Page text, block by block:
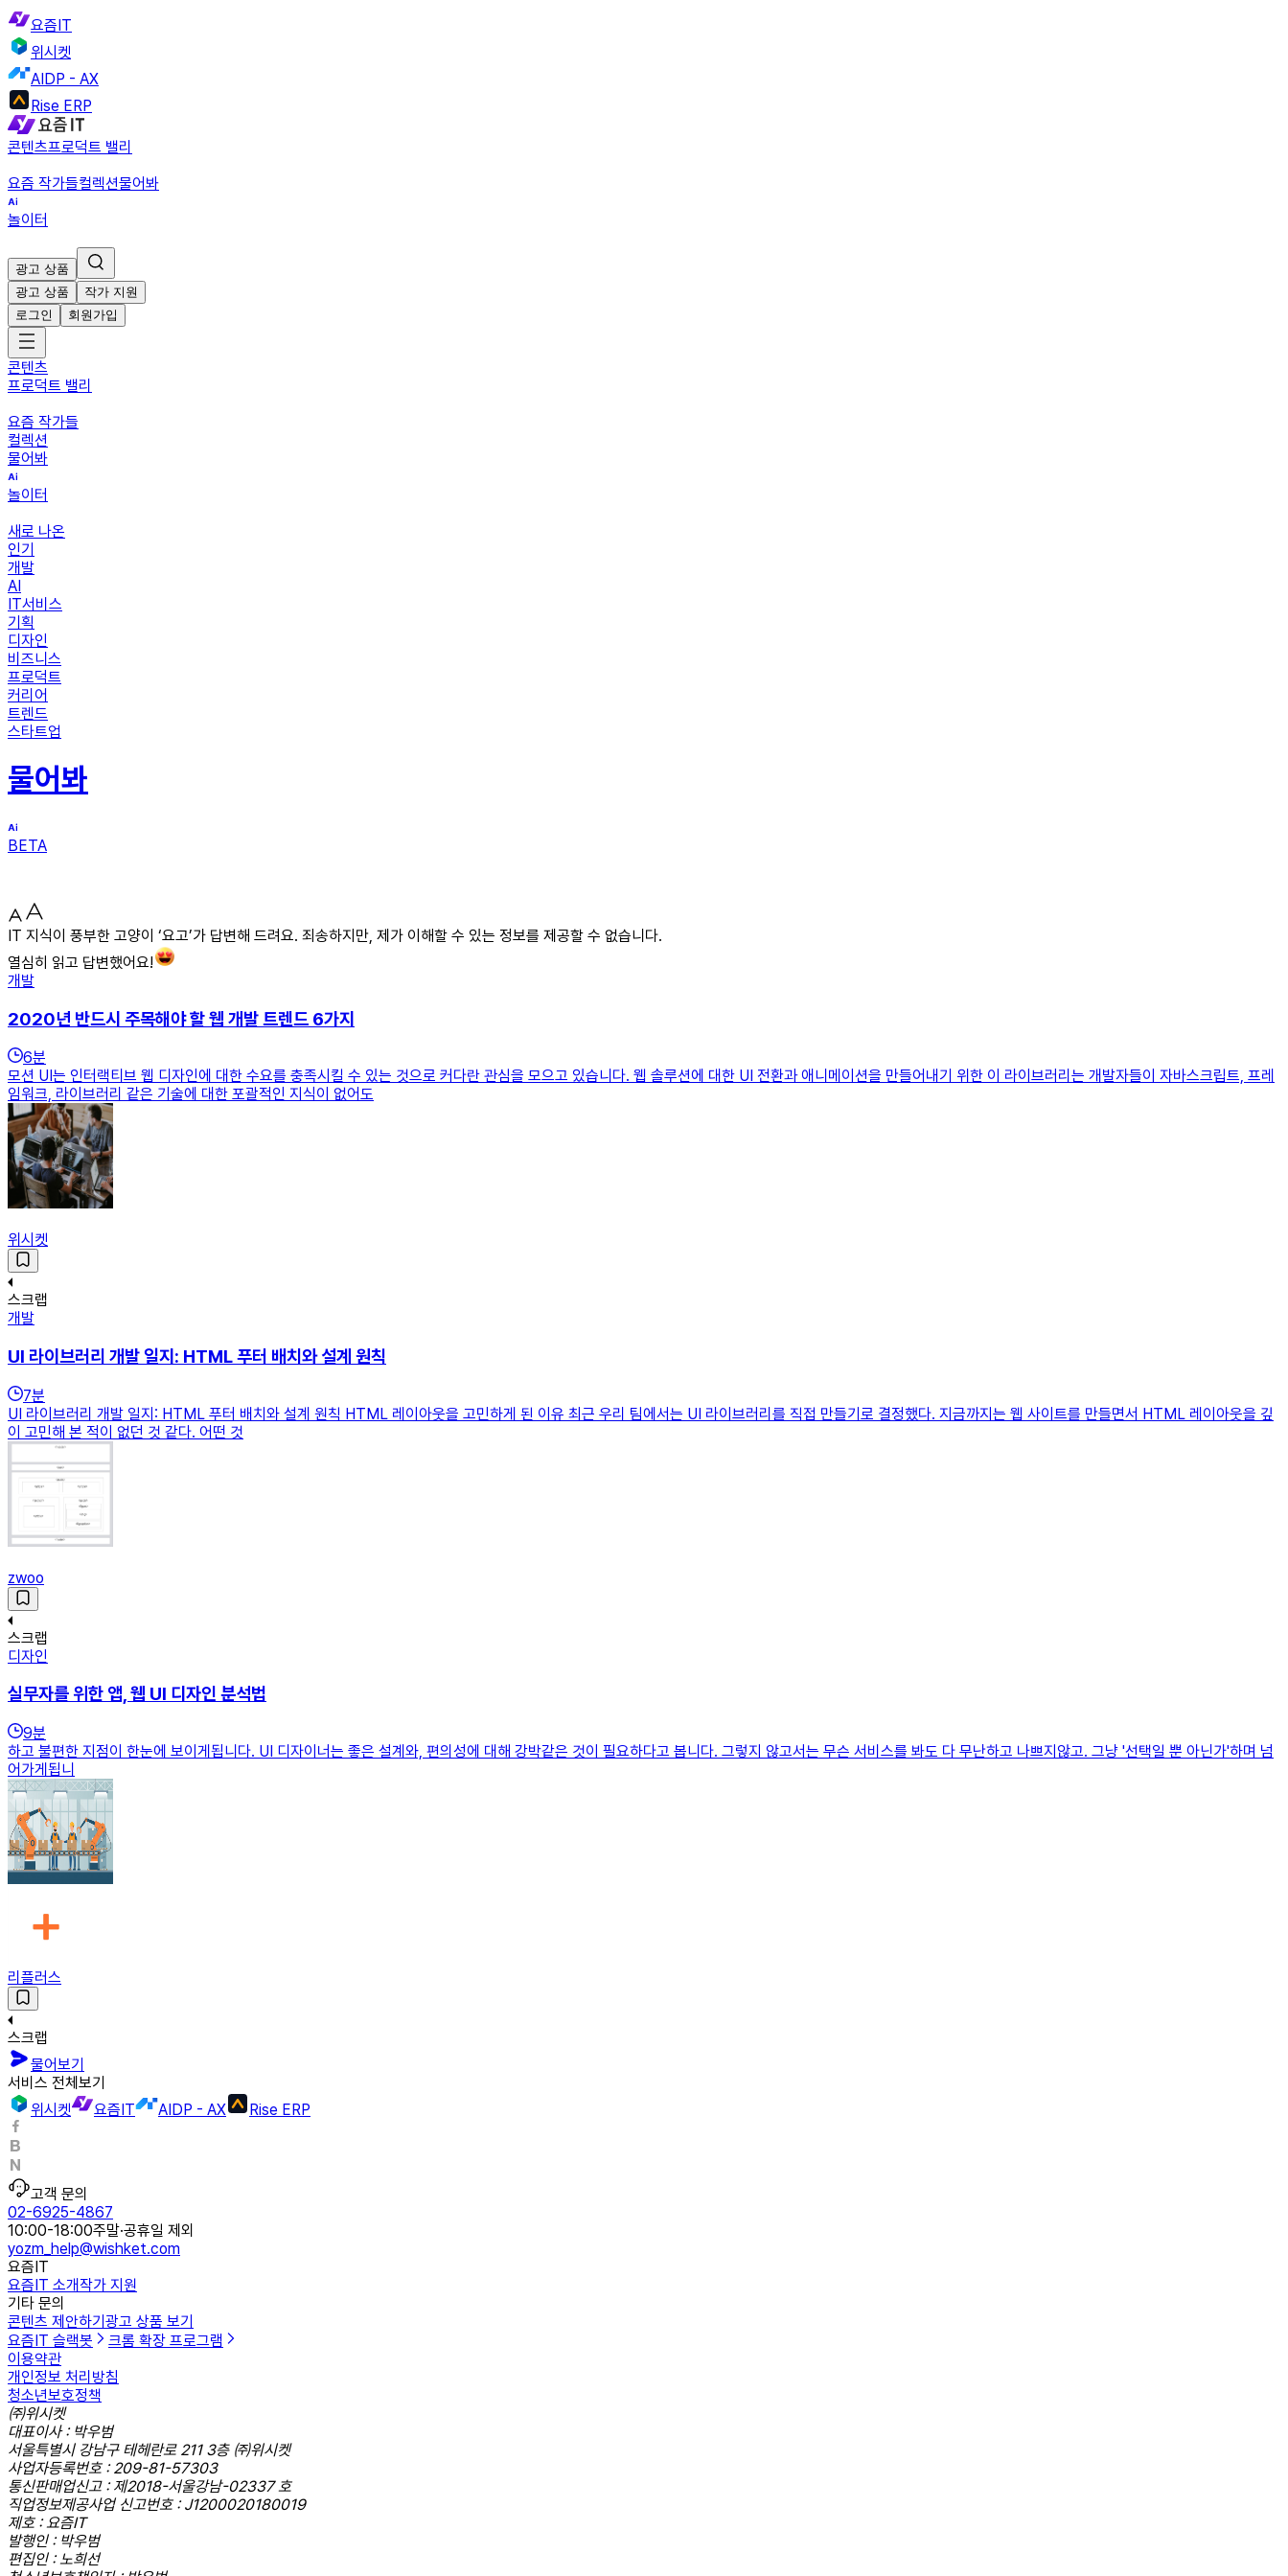
요즘IT
위시켓
AIDP - AX
Rise ERP
콘텐츠프로덕트 밸리
요즘 작가들컬렉션물어봐
놀이터
광고 상품
광고 상품
작가 지원
로그인
회원가입
콘텐츠
프로덕트 밸리
요즘 작가들
컬렉션
물어봐
놀이터
새로 나온
인기
개발
AI
IT서비스
기획
디자인
비즈니스
프로덕트
커리어
트렌드
스타트업
물어봐
BETA
IT 지식이 풍부한 고양이 ‘요고’가 답변해 드려요. 죄송하지만, 제가 이해할 수 있는 정보를 제공할 수 없습니다.
열심히 읽고 답변했어요!
개발
2020년 반드시 주목해야 할 웹 개발 트렌드 6가지
6분
모션 UI는 인터랙티브 웹 디자인에 대한 수요를 충족시킬 수 있는 것으로 커다란 관심을 모으고 있습니다. 웹 솔루션에 대한 UI 전환과 애니메이션을 만들어내기 위한 이 라이브러리는 개발자들이 자바스크립트, 프레
임워크, 라이브러리 같은 기술에 대한 포괄적인 지식이 없어도
위시켓
스크랩
개발
UI 라이브러리 개발 일지: HTML 푸터 배치와 설계 원칙
7분
UI 라이브러리 개발 일지: HTML 푸터 배치와 설계 원칙 HTML 레이아웃을 고민하게 된 이유 최근 우리 팀에서는 UI 라이브러리를 직접 만들기로 결정했다. 지금까지는 웹 사이트를 만들면서 HTML 레이아웃을 깊
이 고민해 본 적이 없던 것 같다. 어떤 것
zwoo
스크랩
디자인
실무자를 위한 앱, 웹 UI 디자인 분석법
9분
하고 불편한 지점이 한눈에 보이게됩니다. UI 디자이너는 좋은 설계와, 편의성에 대해 강박같은 것이 필요하다고 봅니다. 그렇지 않고서는 무슨 서비스를 봐도 다 무난하고 나쁘지않고. 그냥 '선택일 뿐 아닌가'하며 넘
어가게됩니
리플러스
스크랩
물어보기
서비스 전체보기
위시켓
요즘IT AIDP - AX Rise ERP
고객 문의
02-6925-4867
10:00-18:00주말·공휴일 제외
yozm_help@wishket.com
요즘IT
요즘IT 소개작가 지원
기타 문의
콘텐츠 제안하기 광고 상품 보기
요즘IT 슬랙봇
크롬 확장 프로그램
이용약관
개인정보 처리방침
청소년보호정책
㈜위시켓
대표이사 : 박우범
서울특별시 강남구 테헤란로 211 3층 ㈜위시켓
사업자등록번호 : 209-81-57303
통신판매업신고 : 제2018-서울강남-02337 호
직업정보제공사업 신고번호 : J1200020180019
제호 : 요즘IT
발행인 : 박우범
편집인 : 노희선